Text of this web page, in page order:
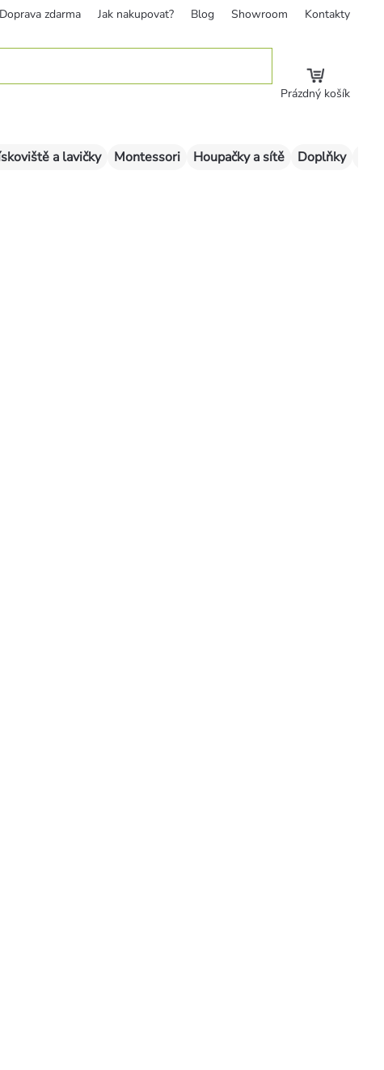
Doprava zdarma Jak nakupovat? Blog Showroom Kontakty
Prázdný košík
a lavičky Montessori Houpačky a sítě Doplňky